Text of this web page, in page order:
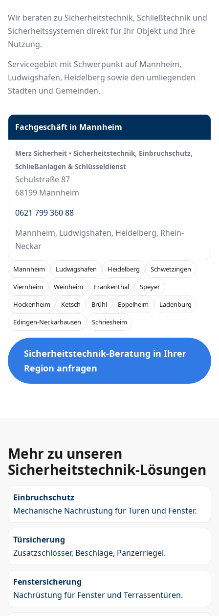
Wir beraten zu Sicherheitstechnik, Schließtechnik und
Sicherheitssystemen direkt für Ihr Objekt und Ihre
Nutzung.
Servicegebiet mit Schwerpunkt auf Mannheim,
Ludwigshafen, Heidelberg sowie den umliegenden
Städten und Gemeinden.
Fachgeschäft in Mannheim
Merz Sicherheit • Sicherheitstechnik, Einbruchschutz,
Schließanlagen & Schlüsseldienst
Schulstraße 87
68199 Mannheim
0621 799 360 88
Mannheim, Ludwigshafen, Heidelberg, Rhein-
Neckar
Mannheim Ludwigshafen Heidelberg
Schwetzingen
Viernheim
Weinheim Frankenthal
Speyer
Hockenheim
Ketsch Brühl Eppelheim
Ladenburg
Edingen-Neckarhausen
Schriesheim
Sicherheitstechnik-Beratung in Ihrer
Region anfragen
Mehr zu unseren
Sicherheitstechnik-Lösungen
Einbruchschutz
Mechanische Nachrüstung für Türen und Fenster.
Türsicherung
Zusatzschlösser, Beschläge, Panzerriegel.
Fenstersicherung
Nachrüstung für Fenster und Terrassentüren.